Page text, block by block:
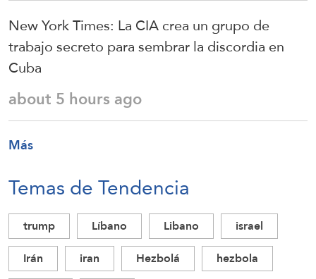
New York Times: La CIA crea un grupo de
trabajo secreto para sembrar la discordia en
Cuba
about 5 hours ago
Más
Temas de Tendencia
trump Líbano Libano
israel
Irán
iran Hezbolá
hezbola